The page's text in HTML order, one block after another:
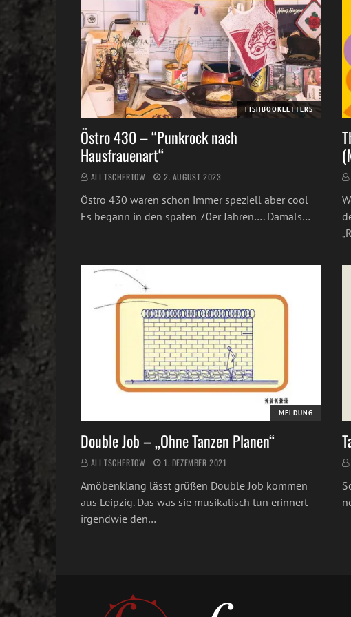
FISHBOOKLETTERS
Östro 430 – “Punkrock nach
Hausfrauenart“
ALI TSCHERTOW 2. AUGUST 2023
Östro 430 waren schon immer speziell aber cool
Es begann in den späten 70er Jahren…. Damals…
MELDUNG
Double Job – „Ohne Tanzen Planen“
ALI TSCHERTOW 1. DEZEMBER 2021
Amöbenklang lässt grüßen Double Job kommen
aus Leipzig. Das was sie musikalisch tun erinnert
irgendwie den…